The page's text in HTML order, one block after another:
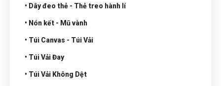
• Dây đeo thẻ - Thẻ treo hành lí
• Nón kết - Mũ vành
• Túi Canvas - Túi Vải
• Túi Vải Đay
• Túi Vải Không Dệt